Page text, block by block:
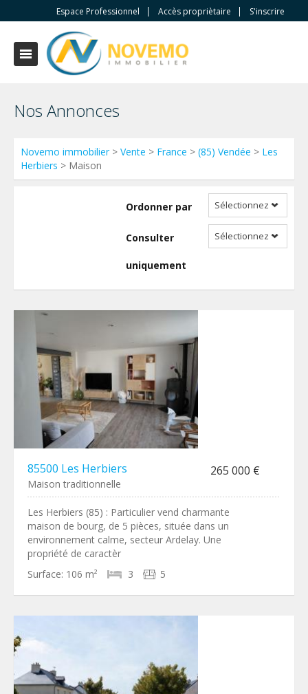
Espace Professionnel Accès propriètaire S'inscrire
Nos Annonces
Novemo immobilier> Vente > France > (85) Vendée > Les
Herbiers > Maison
Ordonner par Sélectionnez
Consulter
uniquement
Sélectionnez
85500 Les Herbiers 265 000 €
Maison traditionnelle
Les Herbiers (85) : Particulier vend charmante
maison de bourg, de 5 pièces, située dans un
environnement calme, secteur Ardelay. Une
propriété de caractèr
Surface: 106 m² 3 5